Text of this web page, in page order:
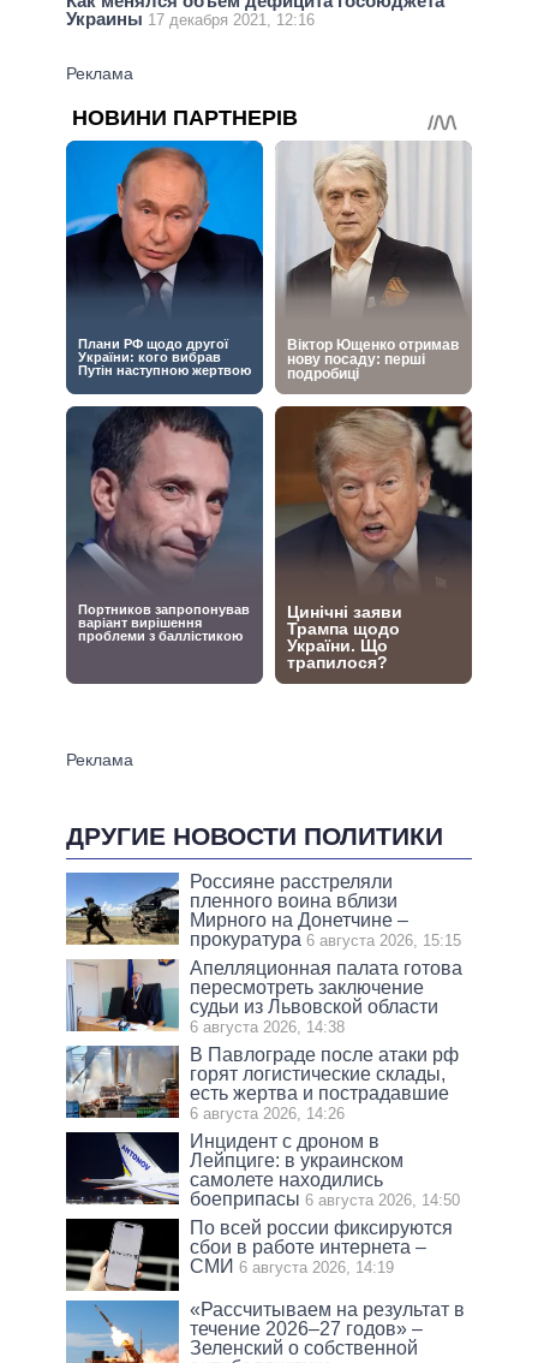
Украины 17 декабря 2021, 12:16
ДРУГИЕ НОВОСТИ ПОЛИТИКИ
Россияне расстреляли
пленного воина вблизи
Мирного на Донетчине –
прокуратура 6 августа 2026, 15:15
Апелляционная палата готова
пересмотреть заключение
судьи из Львовской области
6 августа 2026, 14:38
В Павлограде после атаки рф
горят логистические склады,
есть жертва и пострадавшие
6 августа 2026, 14:26
Инцидент с дроном в
Лейпциге: в украинском
самолете находились
боеприпасы 6 августа 2026, 14:50
По всей россии фиксируются
сбои в работе интернета –
СМИ 6 августа 2026, 14:19
«Рассчитываем на результат в
течение 2026–27 годов» –
Зеленский о собственной